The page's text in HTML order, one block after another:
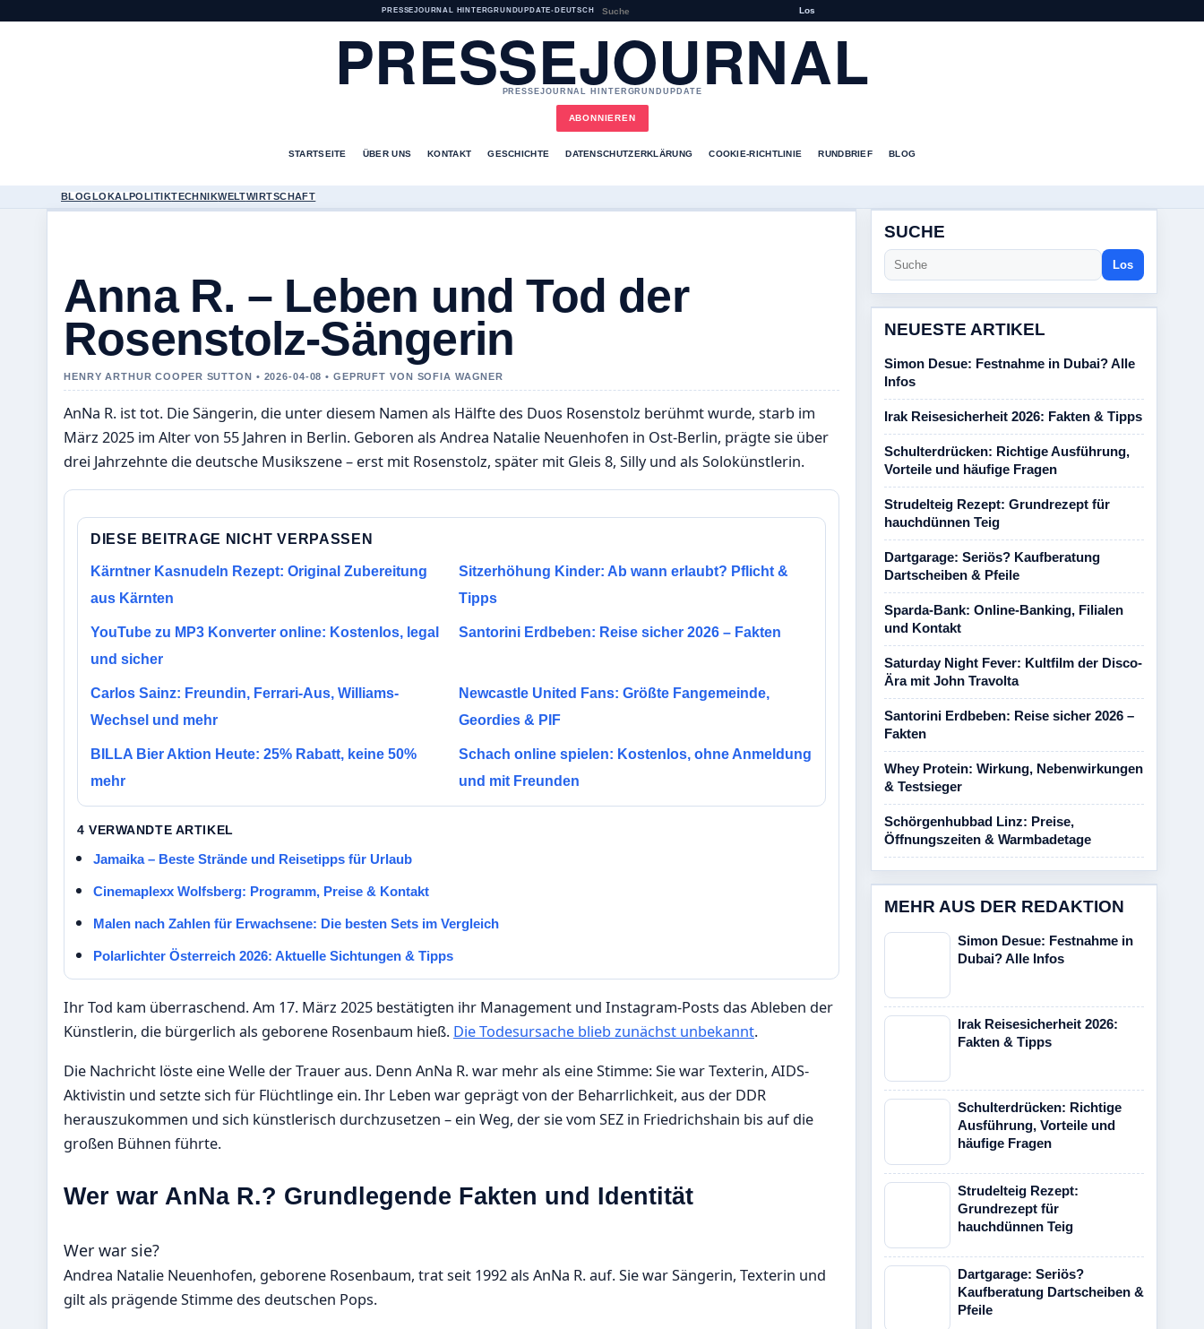
PRESSEJOURNAL HINTERGRUNDUPDATE• DEUTSCH Los
PRESSEJOURNAL
PRESSEJOURNAL HINTERGRUNDUPDATE
ABONNIEREN
STARTSEITE ÜBER UNS KONTAKT GESCHICHTE DATENSCHUTZERKLÄRUNG COOKIE-RICHTLINIE RUNDBRIEF BLOG
BLOGLOKALPOLITIKTECHNIKWELTWIRTSCHAFT
Anna R. – Leben und Tod der
Rosenstolz-Sängerin
HENRY ARTHUR COOPER SUTTON • 2026-04-08 • GEPRUFT VON SOFIA WAGNER
AnNa R. ist tot. Die Sängerin, die unter diesem Namen als Hälfte des Duos Rosenstolz berühmt wurde, starb im
März 2025 im Alter von 55 Jahren in Berlin. Geboren als Andrea Natalie Neuenhofen in Ost-Berlin, prägte sie über
drei Jahrzehnte die deutsche Musikszene – erst mit Rosenstolz, später mit Gleis 8, Silly und als Solokünstlerin.
DIESE BEITRAGE NICHT VERPASSEN
Kärntner Kasnudeln Rezept: Original Zubereitung
aus Kärnten
Sitzerhöhung Kinder: Ab wann erlaubt? Pflicht &
Tipps
YouTube zu MP3 Konverter online: Kostenlos, legal
und sicher
Santorini Erdbeben: Reise sicher 2026 – Fakten
Carlos Sainz: Freundin, Ferrari-Aus, Williams-
Wechsel und mehr
Newcastle United Fans: Größte Fangemeinde,
Geordies & PIF
BILLA Bier Aktion Heute: 25% Rabatt, keine 50%
mehr
Schach online spielen: Kostenlos, ohne Anmeldung
und mit Freunden
4 VERWANDTE ARTIKEL
Jamaika – Beste Strände und Reisetipps für Urlaub
Cinemaplexx Wolfsberg: Programm, Preise & Kontakt
Malen nach Zahlen für Erwachsene: Die besten Sets im Vergleich
Polarlichter Österreich 2026: Aktuelle Sichtungen & Tipps
Ihr Tod kam überraschend. Am 17. März 2025 bestätigten ihr Management und Instagram-Posts das Ableben der
Künstlerin, die bürgerlich als geborene Rosenbaum hieß. Die Todesursache blieb zunächst unbekannt.
Die Nachricht löste eine Welle der Trauer aus. Denn AnNa R. war mehr als eine Stimme: Sie war Texterin, AIDS-
Aktivistin und setzte sich für Flüchtlinge ein. Ihr Leben war geprägt von der Beharrlichkeit, aus der DDR
herauszukommen und sich künstlerisch durchzusetzen – ein Weg, der sie vom SEZ in Friedrichshain bis auf die
großen Bühnen führte.
Wer war AnNa R.? Grundlegende Fakten und Identität
Wer war sie?
Andrea Natalie Neuenhofen, geborene Rosenbaum, trat seit 1992 als AnNa R. auf. Sie war Sängerin, Texterin und
gilt als prägende Stimme des deutschen Pops.
SUCHE
Los
NEUESTE ARTIKEL
Simon Desue: Festnahme in Dubai? Alle
Infos
Irak Reisesicherheit 2026: Fakten & Tipps
Schulterdrücken: Richtige Ausführung,
Vorteile und häufige Fragen
Strudelteig Rezept: Grundrezept für
hauchdünnen Teig
Dartgarage: Seriös? Kaufberatung
Dartscheiben & Pfeile
Sparda-Bank: Online-Banking, Filialen
und Kontakt
Saturday Night Fever: Kultfilm der Disco-
Ära mit John Travolta
Santorini Erdbeben: Reise sicher 2026 –
Fakten
Whey Protein: Wirkung, Nebenwirkungen
& Testsieger
Schörgenhubbad Linz: Preise,
Öffnungszeiten & Warmbadetage
MEHR AUS DER REDAKTION
Simon Desue: Festnahme in
Dubai? Alle Infos
Irak Reisesicherheit 2026:
Fakten & Tipps
Schulterdrücken: Richtige
Ausführung, Vorteile und
häufige Fragen
Strudelteig Rezept:
Grundrezept für
hauchdünnen Teig
Dartgarage: Seriös?
Kaufberatung Dartscheiben &
Pfeile